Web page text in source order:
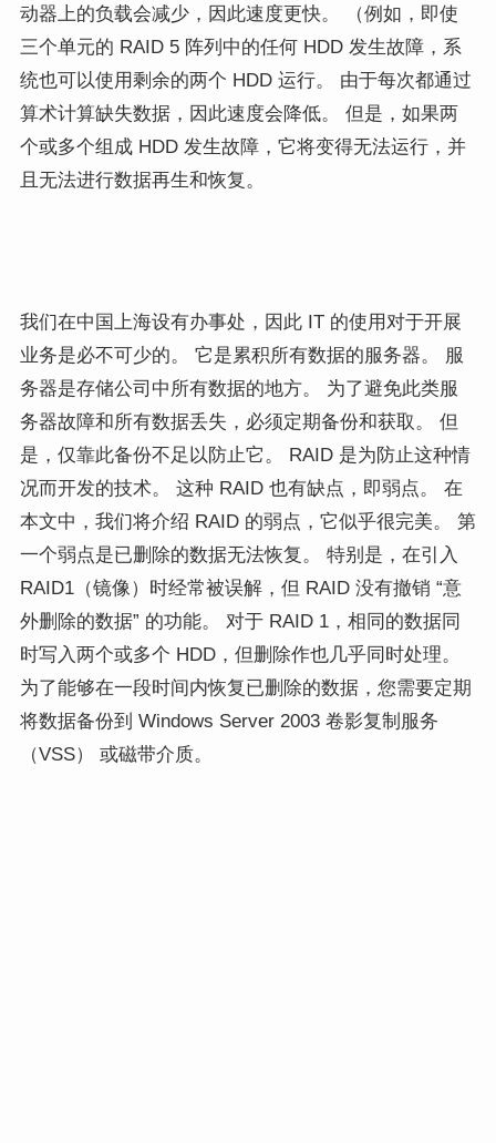
动器上的负载会减少，因此速度更快。 （例如，即使
三个单元的 RAID 5 阵列中的任何 HDD 发生故障，系
统也可以使用剩余的两个 HDD 运行。 由于每次都通过
算术计算缺失数据，因此速度会降低。 但是，如果两
个或多个组成 HDD 发生故障，它将变得无法运行，并
且无法进行数据再生和恢复。
我们在中国上海设有办事处，因此 IT 的使用对于开展
业务是必不可少的。 它是累积所有数据的服务器。 服
务器是存储公司中所有数据的地方。 为了避免此类服
务器故障和所有数据丢失，必须定期备份和获取。 但
是，仅靠此备份不足以防止它。 RAID 是为防止这种情
况而开发的技术。 这种 RAID 也有缺点，即弱点。 在
本文中，我们将介绍 RAID 的弱点，它似乎很完美。 第
一个弱点是已删除的数据无法恢复。 特别是，在引入
RAID1（镜像）时经常被误解，但 RAID 没有撤销 “意
外删除的数据” 的功能。 对于 RAID 1，相同的数据同
时写入两个或多个 HDD，但删除作也几乎同时处理。
为了能够在一段时间内恢复已删除的数据，您需要定期
将数据备份到 Windows Server 2003 卷影复制服务
（VSS） 或磁带介质。